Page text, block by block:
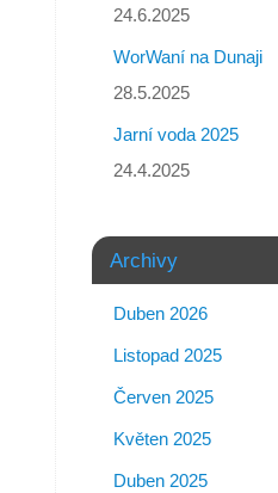
24.6.2025
WorWaní na Dunaji
28.5.2025
Jarní voda 2025
24.4.2025
Archivy
Duben 2026
Listopad 2025
Červen 2025
Květen 2025
Duben 2025